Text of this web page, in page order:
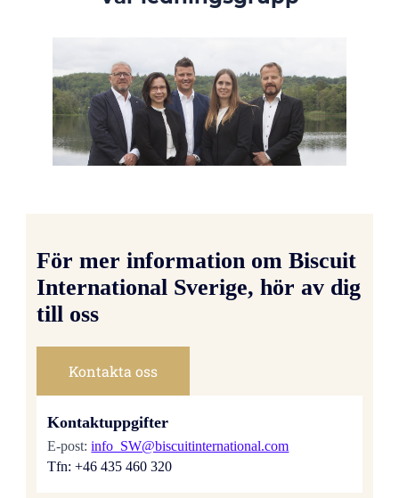
För mer information om Biscuit
International Sverige, hör av dig
till oss
Kontakta oss
Kontaktuppgifter
E-post:info_SW@biscuitinternational.com
Tfn: +46 435 460 320